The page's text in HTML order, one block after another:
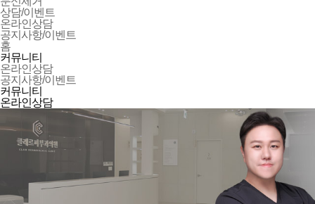
상담/이벤트
온라인상담
공지사항/이벤트
홈
커뮤니티
온라인상담
공지사항/이벤트
커뮤니티
온라인상담